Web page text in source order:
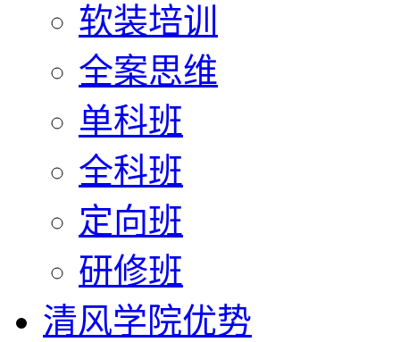
软装培训
全案思维
单科班
全科班
定向班
研修班
清风学院优势